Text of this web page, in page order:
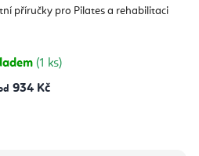
příručky pro Pilates a rehabilitaci
(1 ks)
934 Kč